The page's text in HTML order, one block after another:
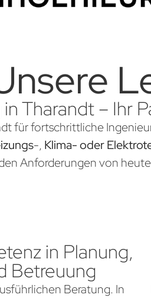
Tharandt – Ihr
für fortschrittliche
-, Klima- oder
Anforderungen von
in Planung,
Betreuung
Beratung. In